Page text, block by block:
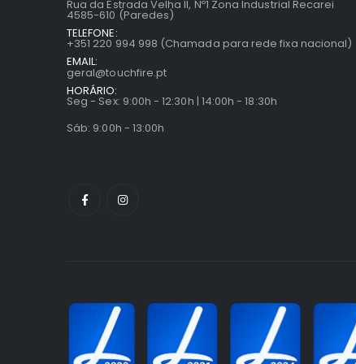
Rua da Estrada Velha II, Nº1 Zona Industrial Recarei
4585-610 (Paredes)
TELEFONE:
+351 220 994 998 (Chamada para rede fixa nacional)
EMAIL:
geral@touchfire.pt
HORÁRIO:
Seg - Sex: 9:00h - 12:30h | 14:00h - 18:30h
Sáb: 9:00h - 13:00h